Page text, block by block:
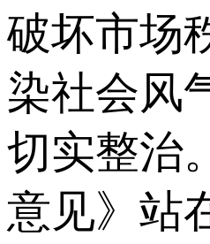
破坏市场
染社会风
切实整治
意见》站